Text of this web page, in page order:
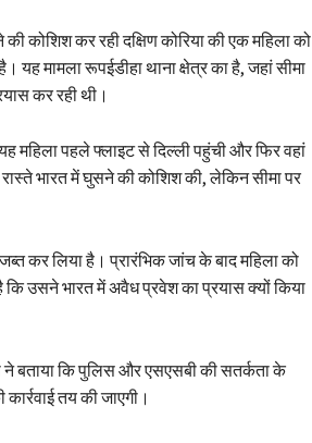
कोशिश कर रही दक्षिण कोरिया की एक महिला को
यह मामला रूपईडीहा थाना क्षेत्र का है, जहां सीमा
कर रही थी।
महिला पहले फ्लाइट से दिल्ली पहुंची और फिर वहां
भारत में घुसने की कोशिश की, लेकिन सीमा पर
कर लिया है। प्रारंभिक जांच के बाद महिला को
उसने भारत में अवैध प्रवेश का प्रयास क्यों किया
ने बताया कि पुलिस और एसएसबी की सतर्कता के
तय की जाएगी।